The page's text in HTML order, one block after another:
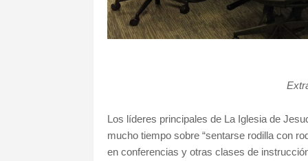
Los líderes principales de La Iglesia de
mucho tiempo sobre “sentarse rodilla con
en conferencias y otras clases de